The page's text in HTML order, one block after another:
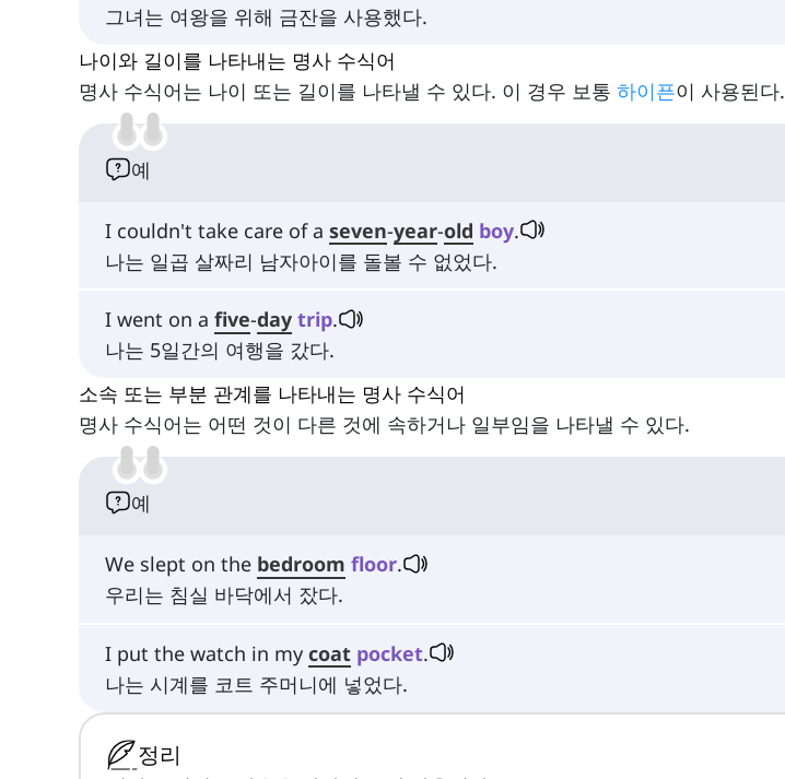
그녀는 여왕을 위해 금잔을 사용했다.
나이와 길이를 나타내는 명사 수식어
명사 수식어는 나이 또는 길이를 나타낼 수 있다. 이 경우 보통 하이픈이 사용된다.
예
I couldn't take care of a seven-year-old boy.
나는 일곱 살짜리 남자아이를 돌볼 수 없었다.
I went on a five-day trip.
나는 5일간의 여행을 갔다.
소속 또는 부분 관계를 나타내는 명사 수식어
명사 수식어는 어떤 것이 다른 것에 속하거나 일부임을 나타낼 수 있다.
예
We slept on the bedroom floor.
우리는 침실 바닥에서 잤다.
I put the watch in my coat pocket.
나는 시계를 코트 주머니에 넣었다.
정리